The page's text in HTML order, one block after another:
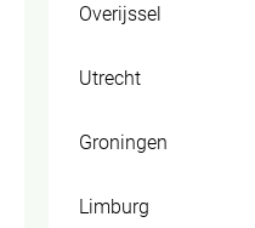
Overijssel
Utrecht
Groningen
Limburg